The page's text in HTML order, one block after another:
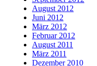
August 2012
Juni 2012
März 2012
Februar 2012
August 2011
März 2011
Dezember 2010